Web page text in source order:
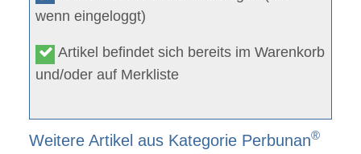
wenn eingeloggt)
Artikel befindet sich bereits im Warenkorb
und/oder auf Merkliste
Weitere Artikel aus Kategorie Perbunan®